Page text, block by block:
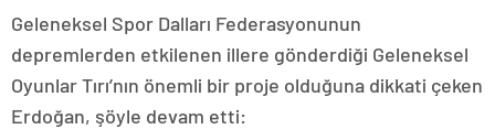
Geleneksel Spor Dalları Federasyonunun
depremlerden etkilenen illere gönderdiği Geleneksel
Oyunlar Tırı’nın önemli bir proje olduğuna dikkati çeken
Erdoğan, şöyle devam etti: